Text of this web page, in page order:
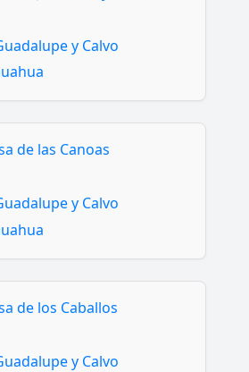
y Calvo
de las Canoas
y Calvo
de los Caballos
y Calvo